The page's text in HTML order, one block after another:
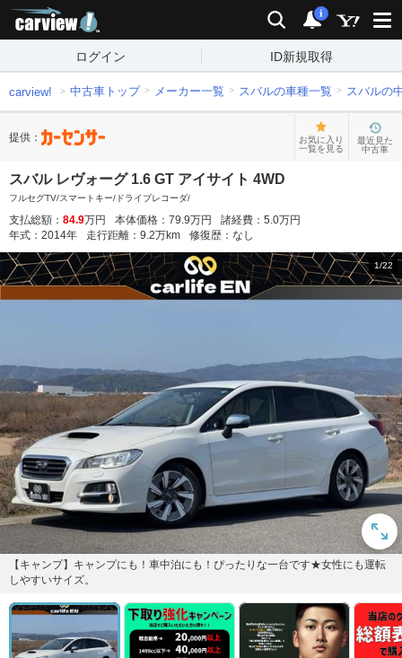
検索 通知
i
ログイン ID新規取得
carview! 中古車トップ メーカー一覧 スバルの車種一覧 スバルの
提供：
お気に入り
一覧を見る
最近見た
中古車
スバル レヴォーグ 1.6 GT アイサイト 4WD
フルセグTV/スマートキー/ドライブレコーダ/
支払総額： 84.9万円 本体価格： 79.9万円 諸経費： 5.0万円
年式： 2014年 走行距離： 9.2万km 修復歴： なし
1/22
【キャンプ】キャンプにも！車中泊にも！ぴったりな一台です★女性にも運転
しやすいサイズ。